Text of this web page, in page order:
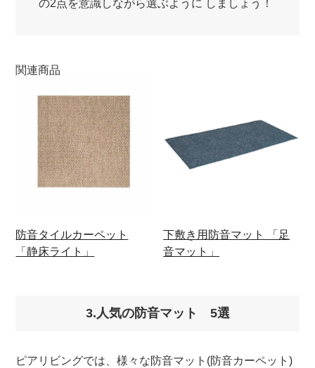
の2点を意識しながら選ぶように しましょう！
関連商品
防音タイルカーペット
「静床ライト」
下敷き用防音マット 「足
音マット」
3.人気の防音マット 5選
ピアリビングでは、様々な防音マット(防音カーペット)